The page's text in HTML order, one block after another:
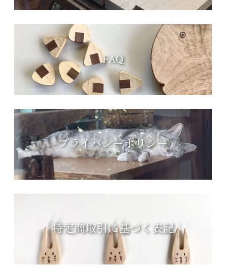
FAQ
プライバシーポリシー
特定商取引に基づく表記